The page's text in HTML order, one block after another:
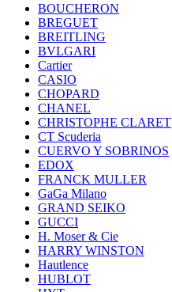
BOUCHERON
BREGUET
BREITLING
BVLGARI
Cartier
CASIO
CHOPARD
CHANEL
CHRISTOPHE CLARET
CT Scuderia
CUERVO Y SOBRINOS
EDOX
FRANCK MULLER
GaGa Milano
GRAND SEIKO
GUCCI
H. Moser & Cie
HARRY WINSTON
Hautlence
HUBLOT